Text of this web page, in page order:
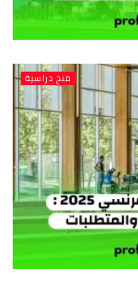
منح دراسية